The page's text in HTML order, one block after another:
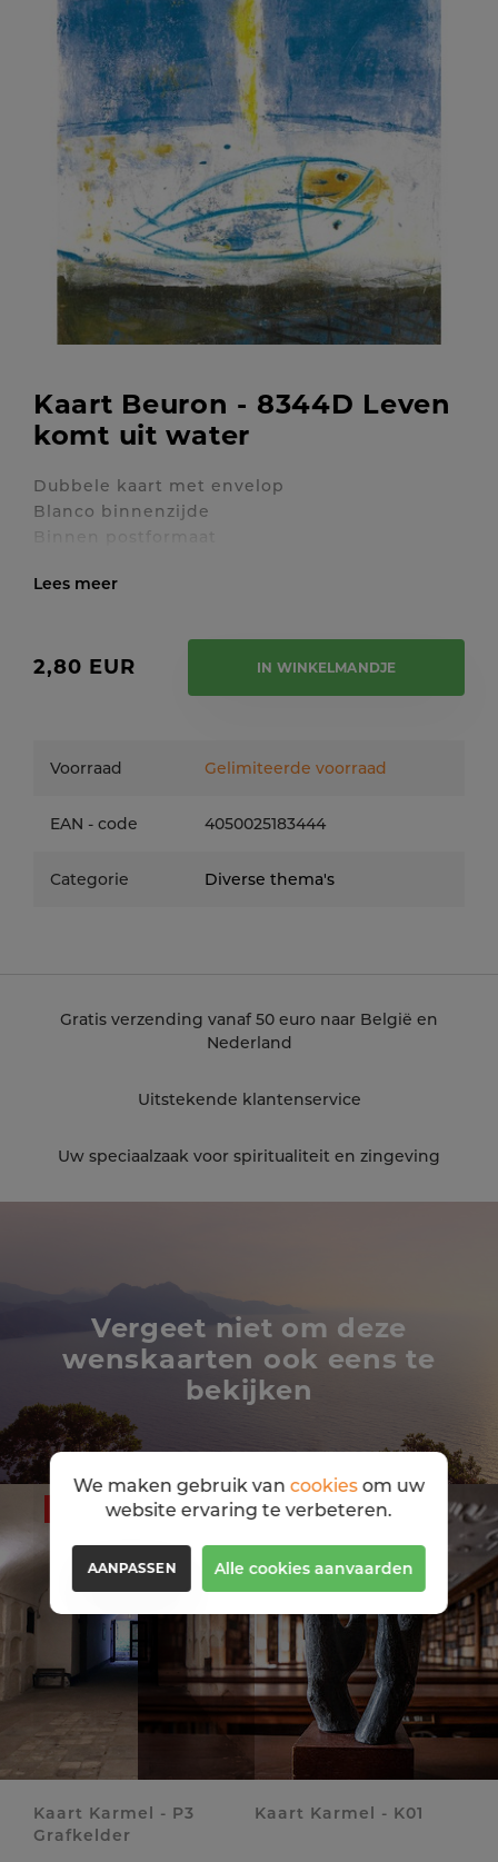
Kaart Beuron - 8344D Leven
komt uit water
Dubbele kaart met envelop
Blanco binnenzijde
Binnen postformaat
2,80 EUR IN WINKELMANDJE
Voorraad Gelimiteerde voorraad
EAN - code 4050025183444
Categorie Diverse thema's
Gratis verzending vanaf 50 euro naar België en
Nederland
Uitstekende klantenservice
Uw speciaalzaak voor spiritualiteit en zingeving
Vergeet niet om deze
wenskaarten ook eens te
bekijken
Kaart Karmel - P3
Grafkelder
Kaart Karmel - K01
We maken gebruik van cookiesom uw
website ervaring te verbeteren.
AANPASSEN Alle cookies aanvaarden